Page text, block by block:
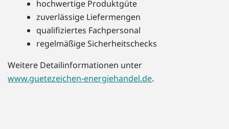
hochwertige Produktgüte
zuverlässige Liefermengen
qualifiziertes Fachpersonal
regelmäßige Sicherheitschecks
Weitere Detailinformationen unter
www.guetezeichen-energiehandel.de.